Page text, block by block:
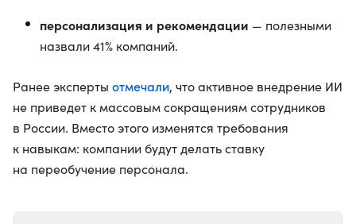
персонализация и рекомендации — полезными
назвали 41% компаний.
Ранее эксперты отмечали, что активное внедрение ИИ
не приведет к массовым сокращениям сотрудников
в России. Вместо этого изменятся требования
к навыкам: компании будут делать ставку
на переобучение персонала.